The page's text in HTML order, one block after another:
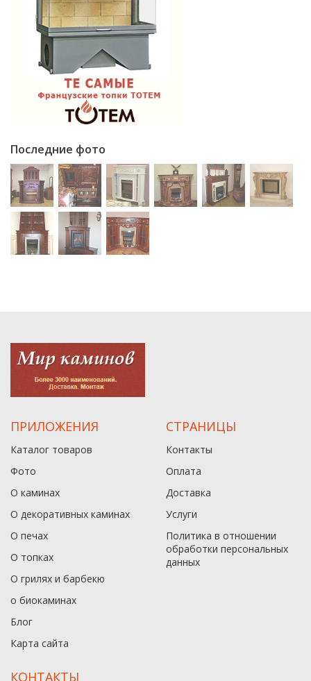
Последние фото
ПРИЛОЖЕНИЯ
Каталог товаров
Фото
О каминах
О декоративных каминах
О печах
О топках
О грилях и барбекю
о биокаминах
Блог
Карта сайта
СТРАНИЦЫ
Контакты
Оплата
Доставка
Услуги
Политика в отношении
обработки персональных
данныx
КОНТАКТЫ